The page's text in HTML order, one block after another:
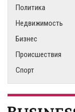
Политика
Недвижимость
Бизнес
Происшествия
Спорт